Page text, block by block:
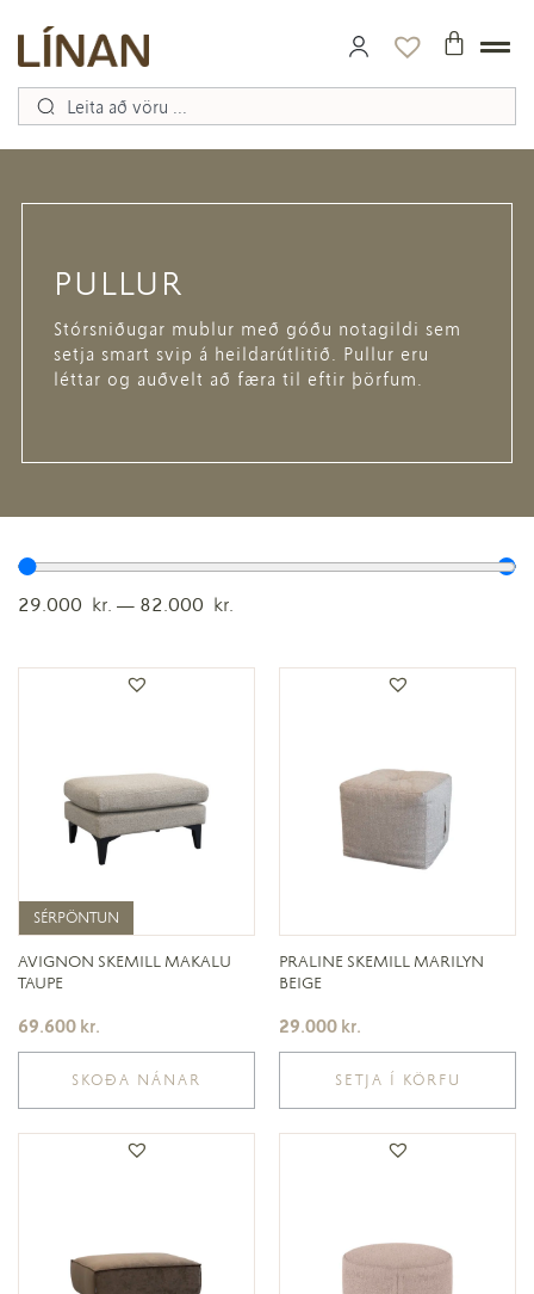
PULLUR
Stórsniðugar mublur með góðu notagildi sem
setja smart svip á heildarútlitið. Pullur eru
léttar og auðvelt að færa til eftir þörfum.
29.000 kr. — 82.000 kr.
SÉRPÖNTUN
SÉRPÖNTUN
AVIGNON SKEMILL MAKALU
TAUPE
69.600 kr.
SKOÐA NÁNAR
PRALINE SKEMILL MARILYN
BEIGE
29.000 kr.
SETJA Í KÖRFU